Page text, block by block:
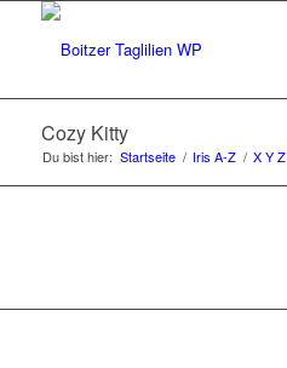
Cozy Kitty
Du bist hier: Startseite / Iris A-Z / X Y Z